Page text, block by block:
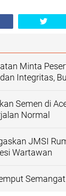
Minta
Integritas,
Semen di
Normal
JMSI
Wartawan